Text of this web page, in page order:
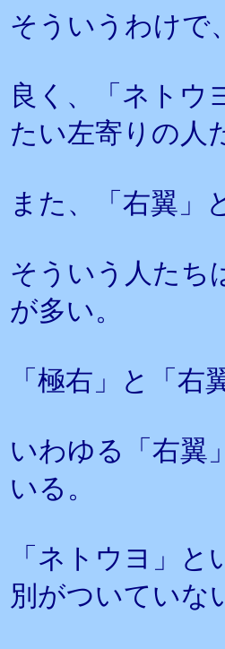
そういうわけで
良く、「ネトウ
たい左寄りの人
また、「右翼」
そういう人たち
が多い。
「極右」と「右
いわゆる「右翼
いる。
「ネトウヨ」
別がついていな